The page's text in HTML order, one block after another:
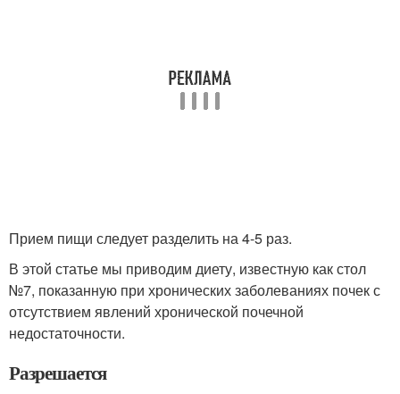
Прием пищи следует разделить на 4-5 раз.
В этой статье мы приводим диету, известную как стол
№7, показанную при хронических заболеваниях почек с
отсутствием явлений хронической почечной
недостаточности.
Разрешается